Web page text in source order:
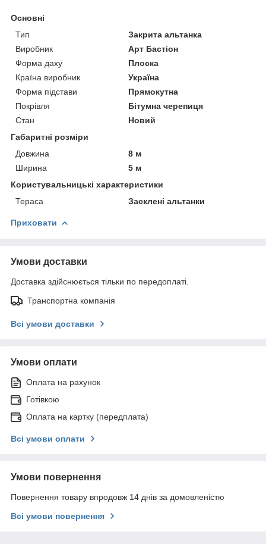
Основні
Тип
Закрита альтанка
Виробник
Арт Бастіон
Форма даху
Плоска
Країна виробник
Україна
Форма підстави
Прямокутна
Покрівля
Бітумна черепиця
Стан
Новий
Габаритні розміри
Довжина
8 м
Ширина
5 м
Користувальницькі характеристики
Тераса
Засклені альтанки
Приховати
Умови доставки
Доставка здійснюється тільки по передоплаті.
Транспортна компанія
Всі умови доставки
Умови оплати
Оплата на рахунок
Готівкою
Оплата на картку (передплата)
Всі умови оплати
Умови повернення
Повернення товару впродовж 14 днів за домовленістю
Всі умови повернення